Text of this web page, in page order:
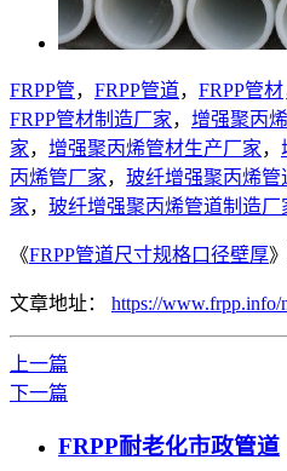
FRPP管， FRPP管道， FRPP管材
FRPP管材制造厂家， 增强聚丙
家， 增强聚丙烯管材生产厂家，
丙烯管厂家， 玻纤增强聚丙烯管
家， 玻纤增强聚丙烯管道制造厂
《FRPP管道尺寸规格口径壁厚
文章地址： https://www.frpp.info/
上一篇
下一篇
FRPP耐老化市政管道